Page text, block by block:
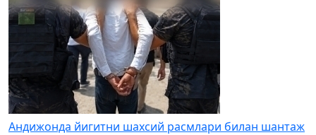
Андижонда йигитни шахсий расмлари билан шантаж